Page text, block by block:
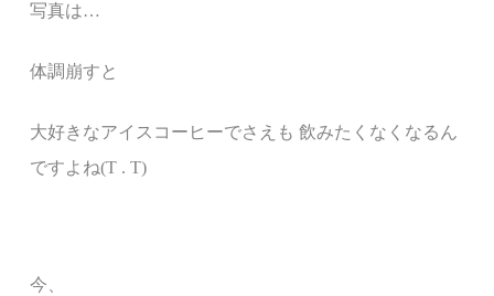
写真は…
体調崩すと
大好きなアイスコーヒーでさえも 飲みたくなくなるん
ですよね(T . T)
今、